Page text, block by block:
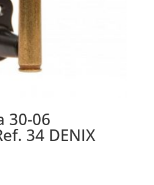
30-06
34 DENIX